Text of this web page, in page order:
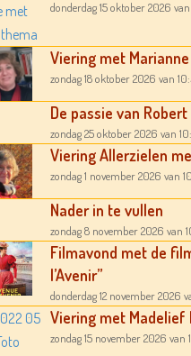
donderdag 15 oktober 2026
Viering met
zondag 18 oktober 2026 van
De passie van
zondag 25 oktober 2026 van
Viering Allerzielen
zondag 1 november 2026 van
Nader in te vullen
zondag 8 november 2026 van
Filmavond met de
l’Avenir”
donderdag 12 november 2026
Viering met Madelief
zondag 15 november 2026 van